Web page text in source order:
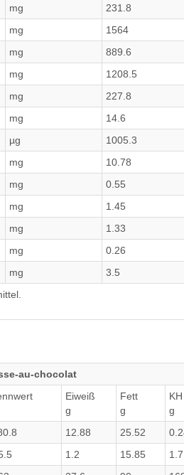
mg 231.8
mg 1564
mg 889.6
mg 1208.5
mg 227.8
mg 14.6
µg 1005.3
mg 10.78
mg 0.55
mg 1.45
mg 1.33
mg 0.26
mg 3.5
au-chocolat
Eiweiß
g
Fett
g
KH
g
12.88 25.52
1.2 15.85 1.7